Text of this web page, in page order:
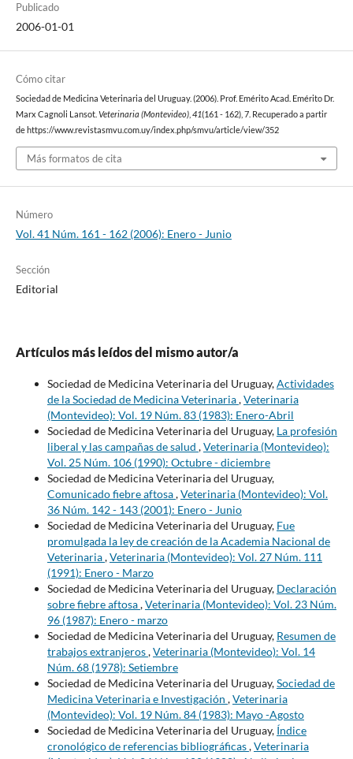
Publicado
2006-01-01
Cómo citar
Sociedad de Medicina Veterinaria del Uruguay. (2006). Prof. Emérito Acad. Emérito Dr.
Marx Cagnoli Lansot. Veterinaria (Montevideo), 41(161 - 162), 7. Recuperado a partir
de https://www.revistasmvu.com.uy/index.php/smvu/article/view/352
Más formatos de cita
Número
Vol. 41 Núm. 161 - 162 (2006): Enero - Junio
Sección
Editorial
Artículos más leídos del mismo autor/a
Sociedad de Medicina Veterinaria del Uruguay,Actividades
de la Sociedad de Medicina Veterinaria,Veterinaria
(Montevideo): Vol. 19 Núm. 83 (1983): Enero-Abril
Sociedad de Medicina Veterinaria del Uruguay, La profesión
liberal y las campañas de salud ,Veterinaria (Montevideo):
Vol. 25 Núm. 106 (1990): Octubre - diciembre
Sociedad de Medicina Veterinaria del Uruguay,
Comunicado fiebre aftosa,Veterinaria (Montevideo): Vol.
36 Núm. 142 - 143 (2001): Enero - Junio
Sociedad de Medicina Veterinaria del Uruguay, Fue
promulgada la ley de creación de la Academia Nacional de
Veterinaria,Veterinaria (Montevideo): Vol. 27 Núm. 111
(1991): Enero - Marzo
Sociedad de Medicina Veterinaria del Uruguay, Declaración
sobre fiebre aftosa,Veterinaria (Montevideo): Vol. 23 Núm.
96 (1987): Enero - marzo
Sociedad de Medicina Veterinaria del Uruguay, Resumen de
trabajos extranjeros,Veterinaria (Montevideo): Vol. 14
Núm. 68 (1978): Setiembre
Sociedad de Medicina Veterinaria del Uruguay,Sociedad de
Medicina Veterinaria e Investigación ,Veterinaria
(Montevideo): Vol. 19 Núm. 84 (1983): Mayo -Agosto
Sociedad de Medicina Veterinaria del Uruguay, Índice
cronológico de referencias bibliográficas,Veterinaria